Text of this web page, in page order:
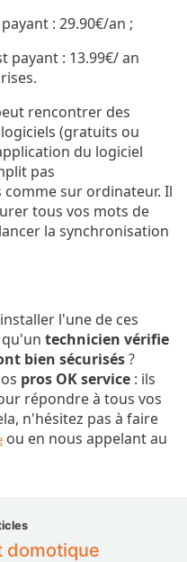
: 29.90€/an ;
payant : 13.99€/ an
rencontrer des
(gratuits ou
du logiciel
pas
sur ordinateur. Il
tous vos mots de
la synchronisation
l'une de ces
technicien vérifie
bien sécurisés?
pros OK service : ils
répondre à tous vos
n'hésitez pas à faire
ou en nous appelant au
domotique